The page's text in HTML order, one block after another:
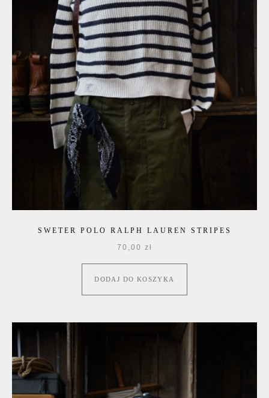
SWETER POLO RALPH LAUREN STRIPES
70,00 zł
DODAJ DO KOSZYKA